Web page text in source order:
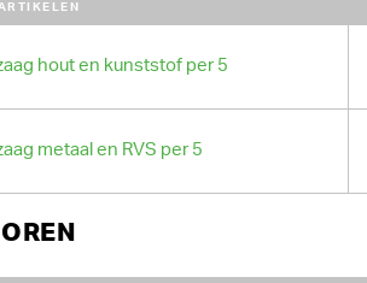
hout en kunststof per 5
metaal en RVS per 5